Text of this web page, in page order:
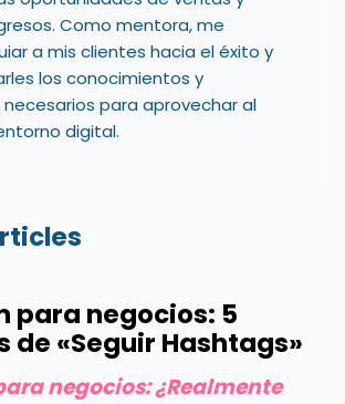
Como mentora, me
a mis clientes hacia el éxito y
los conocimientos y
para aprovechar al
digital.
para negocios: 5
de «Seguir Hashtags»
negocios: ¿Realmente